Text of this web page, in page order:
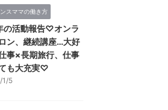
スママの働き方
活動報告♡オンラ
ン、継続講座…大好
事×長期旅行、仕事
も大充実♡
1/5